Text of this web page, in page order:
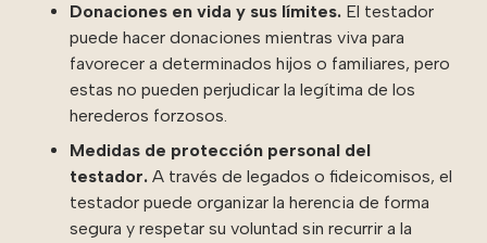
Donaciones en vida y sus límites. El testador
puede hacer donaciones mientras viva para
favorecer a determinados hijos o familiares, pero
estas no pueden perjudicar la legítima de los
herederos forzosos.
Medidas de protección personal del
testador. A través de legados o fideicomisos, el
testador puede organizar la herencia de forma
segura y respetar su voluntad sin recurrir a la